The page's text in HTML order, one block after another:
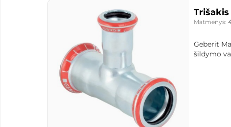
Trišakis
Matmenys:
Geberit
šildymo